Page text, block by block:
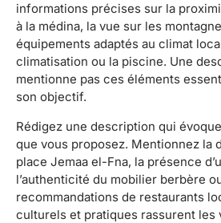
informations précises sur la
à la médina, la vue sur les
équipements adaptés au climat
climatisation ou la piscine. Une
mentionne pas ces éléments
son objectif.
Rédigez une description qui
que vous proposez. Mentionnez la
place Jemaa el-Fna, la présence
l’authenticité du mobilier berbère
recommandations de restaurants
culturels et pratiques rassurent les